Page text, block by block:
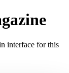
interface for this